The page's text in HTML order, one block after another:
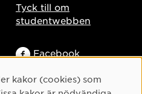
Tyck till om
studentwebben
Facebook
kakor (cookies) som